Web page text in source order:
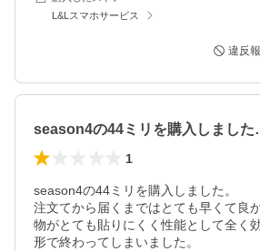
L&Lスマホサービス
違反
season4の44ミリを購入しまし
1
season4の44ミリを購入しました。
注文てから届くまではとても早くて良
物がとても貼りにくく性能として全く
形で終わってしまいました。